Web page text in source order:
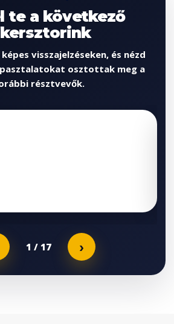
te a következő
visszajelzéseken, és nézd
osztottak meg a
résztvevők.
1 / 17 ›